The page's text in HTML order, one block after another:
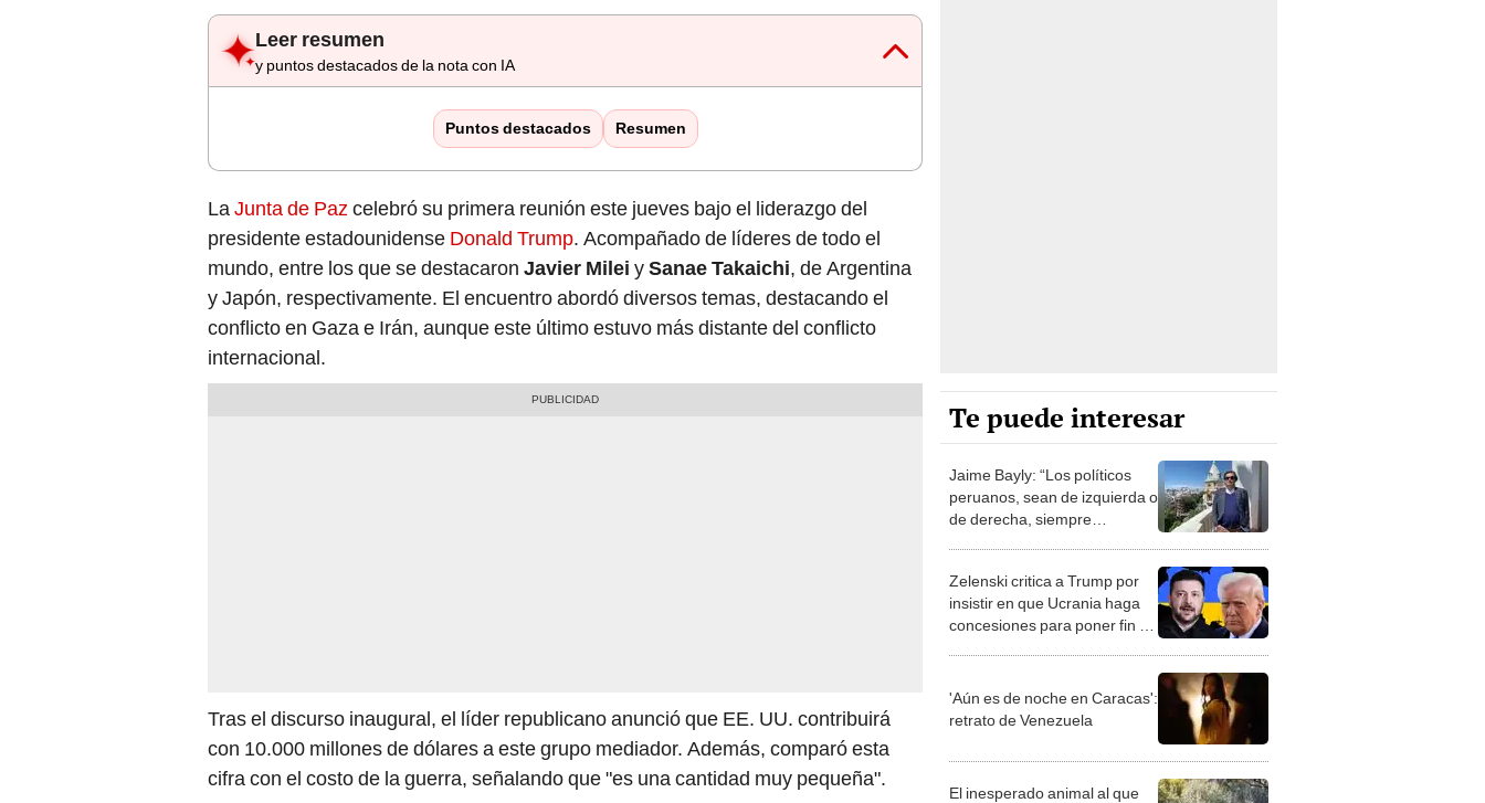
Leer resumen
y puntos destacados de la nota con IA
Puntos destacados Resumen
LaJunta de Pazcelebró su primera reunión este jueves bajo el liderazgo del
presidente estadounidense Donald Trump. Acompañado de líderes de todo el
mundo, entre los que se destacaron Javier Milei ySanae Takaichi, de Argentina
y Japón, respectivamente. El encuentro abordó diversos temas, destacando el
conflicto en Gaza e Irán, aunque este último estuvo más distante del conflicto
internacional.
Tras el discurso inaugural, el líder republicano anunció que EE. UU. contribuirá
con 10.000 millones de dólares a este grupo mediador. Además, comparó esta
cifra con el costo de la guerra, señalando que "es una cantidad muy pequeña".
Te puede interesar
Jaime Bayly: “Los políticos
peruanos, sean de izquierda o
de derecha, siempre
Zelenski critica a Trump por
insistir en que Ucrania haga
concesiones para poner fin al
'Aún es de noche en Caracas':
retrato de Venezuela
El inesperado animal al que